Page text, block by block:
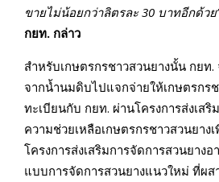
ขายไม่น้อยกว่าลิตรละ30 บาทอีกด้วย
กยท. กล่าว
สำหรับเกษตรกรชาวสวนยางนั้น กยท
จากน้ำนมดิบไปแจกจ่ายให้เกษตรกร
ทะเบียนกับ กยท. ผ่านโครงการส่งเส
ความช่วยเหลือเกษตรกรชาวสวนยา
โครงการส่งเสริมการจัดการสวนยาง
แบบการจัดการสวนยางแนวใหม่ ที่ผส